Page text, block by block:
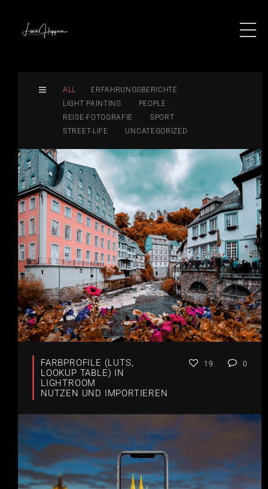
ALL
ERFAHRUNGSBERICHTE
LIGHT PAINTING
PEOPLE
REISE-FOTOGRAFIE
SPORT
STREET-LIFE
UNCATEGORIZED
FARBPROFILE (LUTS,
LOOKUP TABLE) IN
LIGHTROOM
NUTZEN UND IMPORTIEREN
19 0